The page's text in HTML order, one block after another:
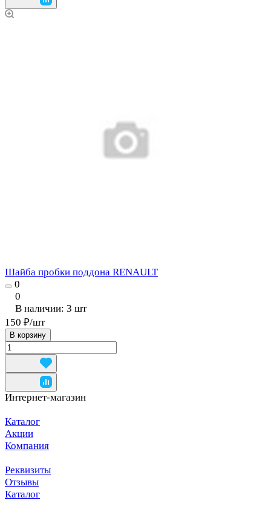
Шайба пробки поддона RENAULT
0
0
В наличии: 3 шт
150 ₽/шт
В корзину
Интернет-магазин
Каталог
Акции
Компания
Реквизиты
Отзывы
Каталог